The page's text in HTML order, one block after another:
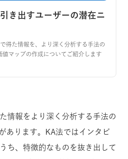
き出すユーザーの潜在ニ
得た情報を、より深く分析する手法の
値マップの作成についてご紹介します
情報をより深く分析する手法の
あります。KA法ではインタビ
ち、特徴的なものを抜き出して